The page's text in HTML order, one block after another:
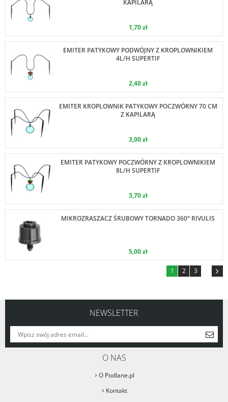
KAPILARĄ
1,70 zł
EMITER PATYKOWY PODWÓJNY Z KROPLOWNIKIEM
4L/H SUPERTIF
2,40 zł
EMITER KROPLOWNIK PATYKOWY POCZWÓRNY 70 CM
Z KAPILARĄ
3,00 zł
EMITER PATYKOWY POCZWÓRNY Z KROPLOWNIKIEM
8L/H SUPERTIF
3,70 zł
MIKROZRASZACZ ŚRUBOWY TORNADO 360° RIVULIS
5,00 zł
1 2 3
NEWSLETTER
O NAS
O Podlane.pl
Kontakt